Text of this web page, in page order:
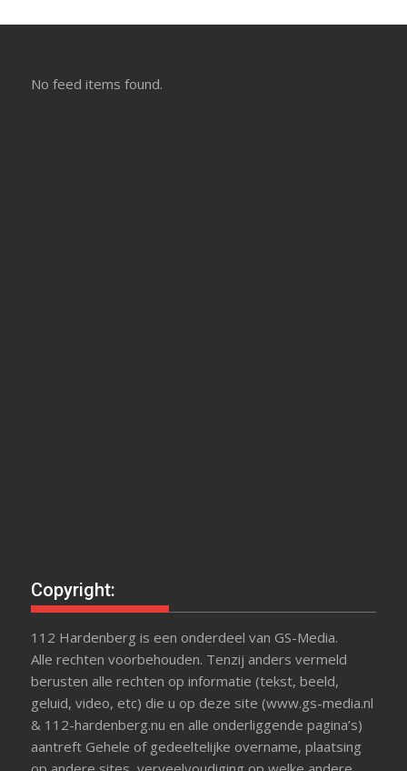
No feed items found.
Copyright:
112 Hardenberg is een onderdeel van GS-Media.
Alle rechten voorbehouden. Tenzij anders vermeld
berusten alle rechten op informatie (tekst, beeld,
geluid, video, etc) die u op deze site (www.gs-media.nl
& 112-hardenberg.nu en alle onderliggende pagina’s)
aantreft Gehele of gedeeltelijke overname, plaatsing